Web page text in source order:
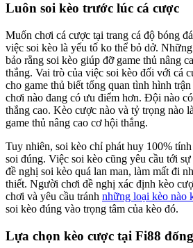
Luôn soi kèo trước lúc cá cược
Muốn chơi cá cược tại trang cá độ bóng đá
việc soi kèo là yếu tố ko thể bỏ dở.
bảo rằng soi kèo giúp đỡ game thủ nâng
thắng. Vai trò của việc soi kèo đối với cá
cho game thủ biết tổng quan tình hình
chơi nào đang có ưu điểm hơn. Đội nào
thắng cao. Kèo cược nào và tỷ trọng nào
game thủ nâng cao cơ hội thắng.
Tuy nhiên, soi kèo chỉ phát huy 100%
soi đúng. Việc soi kèo cũng yêu cầu tới
đề nghị soi kèo quá lan man, làm mất đi
thiết. Người chơi đề nghị xác định kèo
chơi và yêu cầu tránh những loại kèo nào
soi kèo đúng vào trọng tâm của kèo đó.
Lựa chọn kèo cược tại Fi88